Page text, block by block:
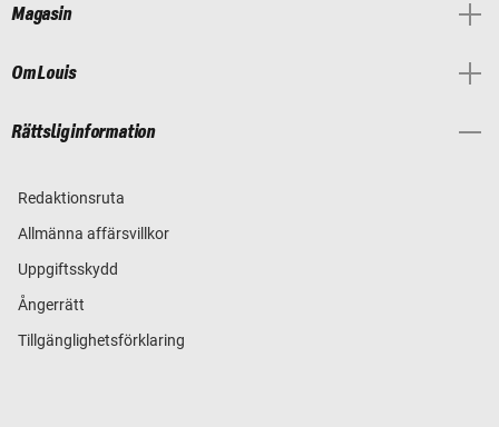
Magasin
Om Louis
Rättslig information
Redaktionsruta
Allmänna affärsvillkor
Uppgiftsskydd
Ångerrätt
Tillgänglighetsförklaring